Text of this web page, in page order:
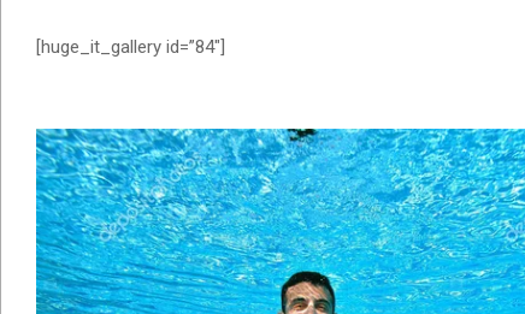
[huge_it_gallery id=”84″]